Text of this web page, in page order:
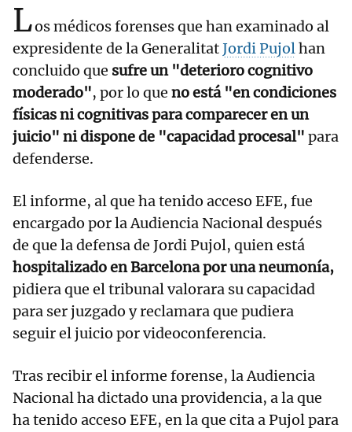
Los médicos forenses que han examinado al
expresidente de la GeneralitatJordi Pujolhan
concluido que sufre un "deterioro cognitivo
moderado", por lo que no está "en condiciones
físicas ni cognitivas para comparecer en un
juicio" ni dispone de "capacidad procesal" para
defenderse.
El informe, al que ha tenido acceso EFE, fue
encargado por la Audiencia Nacional después
de que la defensa de Jordi Pujol, quien está
hospitalizado en Barcelona por una neumonía,
pidiera que el tribunal valorara su capacidad
para ser juzgado y reclamara que pudiera
seguir el juicio por videoconferencia.
Tras recibir el informe forense, la Audiencia
Nacional ha dictado una providencia, a la que
ha tenido acceso EFE, en la que cita a Pujol para